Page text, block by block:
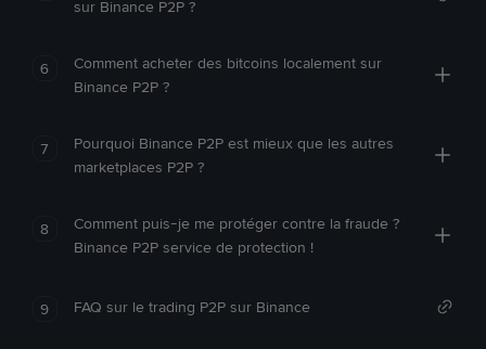
sur Binance P2P ?
6
Comment acheter des bitcoins localement sur
Binance P2P ?
7
Pourquoi Binance P2P est mieux que les autres
marketplaces P2P ?
8
Comment puis-je me protéger contre la fraude ?
Binance P2P service de protection !
9 FAQ sur le trading P2P sur Binance